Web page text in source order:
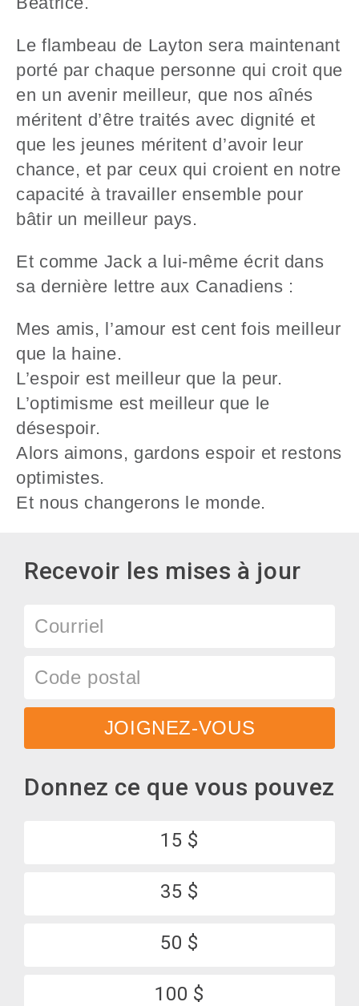
Le flambeau de Layton sera maintenant
porté par chaque personne qui croit que
en un avenir meilleur, que nos aînés
méritent d’être traités avec dignité et
que les jeunes méritent d’avoir leur
chance, et par ceux qui croient en notre
capacité à travailler ensemble pour
bâtir un meilleur pays.
Et comme Jack a lui-même écrit dans
sa dernière lettre aux Canadiens :
Mes amis, l’amour est cent fois meilleur
que la haine.
L’espoir est meilleur que la peur.
L’optimisme est meilleur que le
désespoir.
Alors aimons, gardons espoir et restons
optimistes.
Et nous changerons le monde.
Recevoir les mises à jour
postal
JOIGNEZ-VOUS
Donnez ce que vous pouvez
15 $
35 $
50 $
100 $